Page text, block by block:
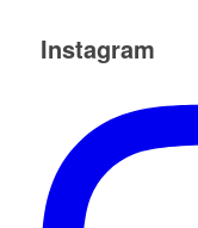
Instagram